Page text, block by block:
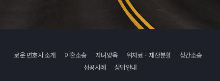
로운 변호사 소개 이혼소송 자녀양육 위자료ㆍ재산분할
상간소송
성공사례
상담안내